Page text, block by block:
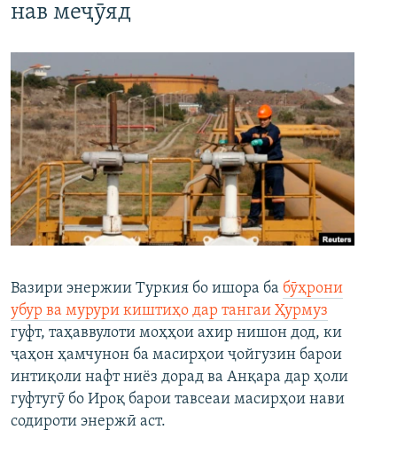
нав меҷӯяд
Вазири энержии Туркия бо ишора ба бӯҳрони
убур ва мурури киштиҳо дар тангаи Ҳурмуз
гуфт, таҳаввулоти моҳҳои ахир нишон дод, ки
ҷаҳон ҳамчунон ба масирҳои ҷойгузин барои
интиқоли нафт ниёз дорад ва Анқара дар ҳоли
гуфтугӯ бо Ироқ барои тавсеаи масирҳои нави
содироти энержӣ аст.